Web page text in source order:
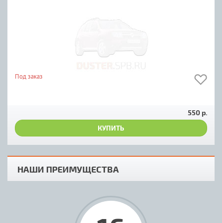
Под заказ
550 р.
КУПИТЬ
НАШИ ПРЕИМУЩЕСТВА